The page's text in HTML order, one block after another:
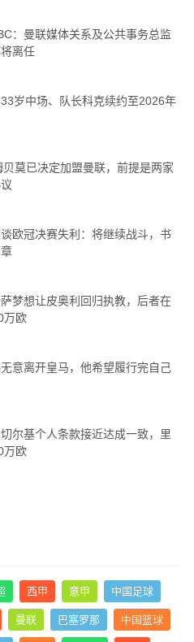
：曼联媒体关系及公共事务总监
离任
岁中场、队长科克续约至2026年
莫已决定加盟曼联，前提是两家
欧冠决赛失利：将继续战斗，书
梦想让皮奥利回归执教，后者在
万欧
意离开皇马，他希望履行完自己
尔基个人条款接近达成一致，里
万欧
西甲 意甲 中国足球
曼联 巴塞罗那 中国篮球